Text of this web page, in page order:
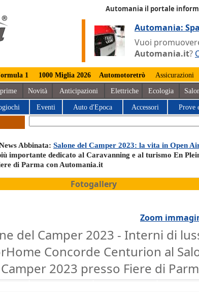
Automania il portale
Automania:
Vuoi
Automania.it?
1 1000 Miglia 2026 Automotoretrò Assicurazioni
Novità Anticipazioni Elettriche Ecologia
Eventi Auto d'Epoca Accessori Prove
Abbinata: Salone del Camper 2023: la vita in Open
importante dedicato al Caravanning e al turismo En
di Parma con Automania.it
Fotogallery
Zoom
del Camper 2023 - Interni di
Concorde Centurion al
2023 presso Fiere di